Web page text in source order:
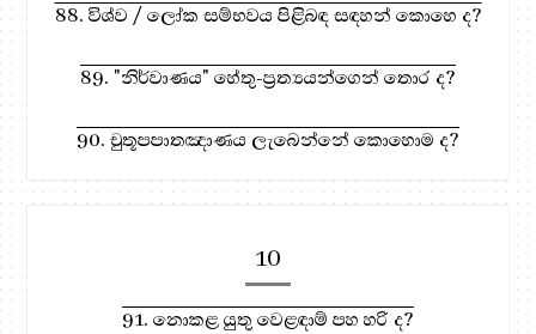
88. විශ්ව / ලෝක සම්භවය පිළිබඳ සඳහන් කොහෙ ද?
89. "නිර්වාණය" හේතු-ප්‍රත්‍යයන්ගෙන් තොර ද?
90. චුතූපපාතඤාණය ලැබෙන්නේ කොහොම ද?
10
91. නොකළ යුතු වෙළඳාම් පහ හරි ද?